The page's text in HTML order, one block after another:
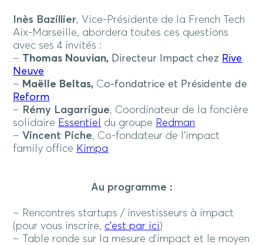
Inès Bazillier, Vice-Présidente de la French Tech
Aix-Marseille, abordera toutes ces questions
avec ses 4 invités :
– Thomas Nouvian, Directeur Impact chez Rive
Neuve
– Maëlle Beltas, Co-fondatrice et Présidente de
Reform
– Rémy Lagarrigue, Coordinateur de la foncière
solidaire Essentiel du groupe Redman
– Vincent Piche, Co-fondateur de l’impact
family office Kimpa
Au programme :
– Rencontres startups / investisseurs à impact
(pour vous inscrire, c’est par ici)
– Table ronde sur la mesure d’impact et le moyen